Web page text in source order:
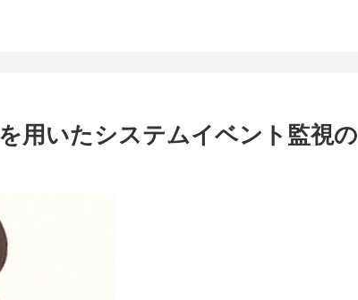
用いたシステムイベント監視の